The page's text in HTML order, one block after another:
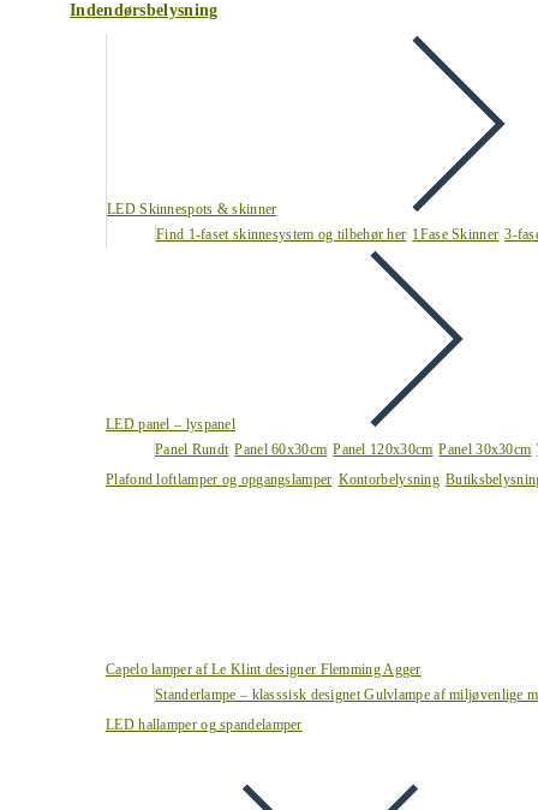
Indendørsbelysning
LED Skinnespots & skinner
Find 1-faset skinnesystem og tilbehør her 1Fase Skinner 3-
LED panel – lyspanel
Panel Rundt Panel 60x30cm Panel 120x30cm Panel 30x30cm
Plafond loftlamper og opgangslamper Kontorbelysning
Capelo lamper af Le Klint designer Flemming Agger
Standerlampe – klasssisk designet Gulvlampe af miljøvenlige
LED hallamper og spandelamper